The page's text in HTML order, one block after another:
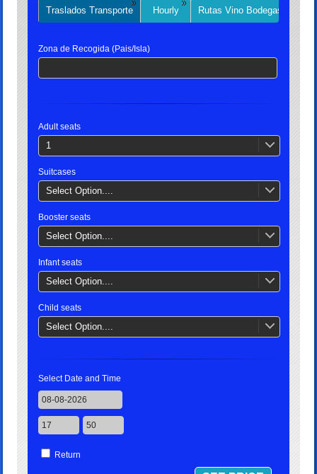
Traslados Transporte Hourly Rutas Vino Bodegas
Zona de Recogida (Pais/Isla)
Adult seats
1
Suitcases
Select Option....
Booster seats
Select Option....
Infant seats
Select Option....
Child seats
Select Option....
Select Date and Time
Return